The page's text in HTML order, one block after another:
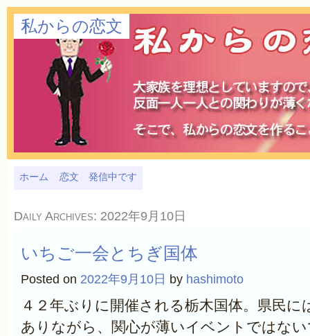
私からの恋文
ホーム 恋文 発信中です
Daily Archives: 2022年9月10日
いちご一会とちぎ国体
Posted on 2022年9月10日 by hashimoto
４２年ぶりに開催される栃木国体。県民に
ありながら、関心が薄いイベントではな